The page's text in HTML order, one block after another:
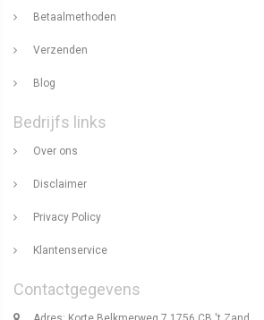
Betaalmethoden
Verzenden
Blog
Bedrijfs links
Over ons
Disclaimer
Privacy Policy
Klantenservice
Contactgegevens